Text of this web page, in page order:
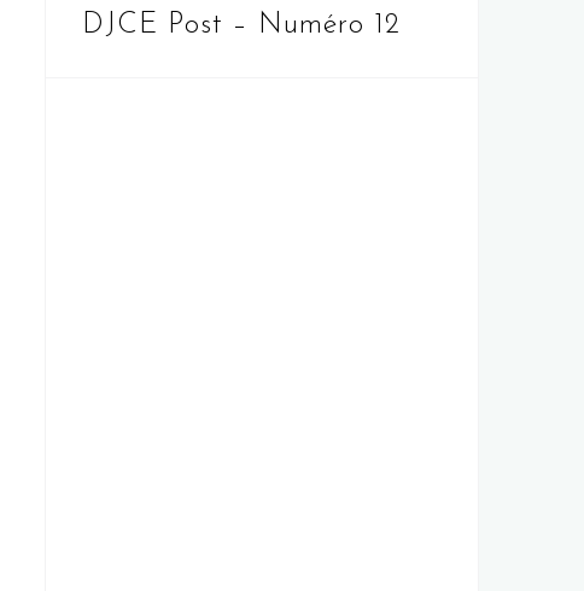
DJCE Post – Numéro 12